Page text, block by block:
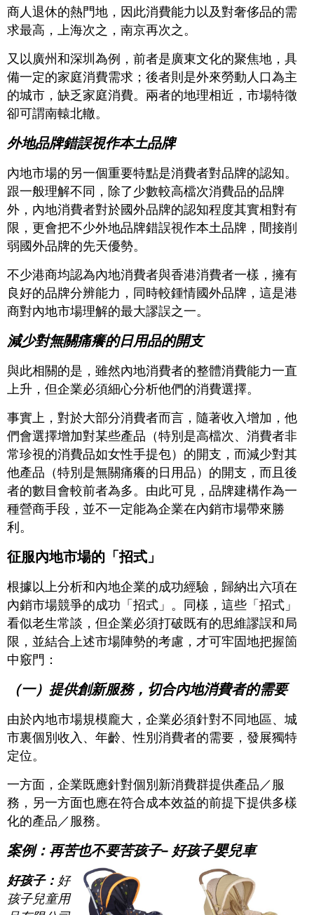
商人退休的熱門地，因此消費能力以及對奢侈品的需
求最高，上海次之，南京再次之。
又以廣州和深圳為例，前者是廣東文化的聚焦地，具
備一定的家庭消費需求；後者則是外來勞動人口為主
的城市，缺乏家庭消費。兩者的地理相近，市場特徵
卻可謂南轅北轍。
外地品牌錯誤視作本土品牌
內地市場的另一個重要特點是消費者對品牌的認知。
跟一般理解不同，除了少數較高檔次消費品的品牌
外，內地消費者對於國外品牌的認知程度其實相對有
限，更會把不少外地品牌錯誤視作本土品牌，間接削
弱國外品牌的先天優勢。
不少港商均認為內地消費者與香港消費者一樣，擁有
良好的品牌分辨能力，同時較鍾情國外品牌，這是港
商對內地市場理解的最大謬誤之一。
減少對無關痛癢的日用品的開支
與此相關的是，雖然內地消費者的整體消費能力一直
上升，但企業必須細心分析他們的消費選擇。
事實上，對於大部分消費者而言，隨著收入增加，他
們會選擇增加對某些產品（特別是高檔次、消費者非
常珍視的消費品如女性手提包）的開支，而減少對其
他產品（特別是無關痛癢的日用品）的開支，而且後
者的數目會較前者為多。由此可見，品牌建構作為一
種營商手段，並不一定能為企業在內銷市場帶來勝
利。
征服內地市場的「招式」
根據以上分析和內地企業的成功經驗，歸納出六項在
內銷市場競爭的成功「招式」。同樣，這些「招式」
看似老生常談，但企業必須打破既有的思維謬誤和局
限，並結合上述市場陣勢的考慮，才可牢固地把握箇
中竅門：
（一）提供創新服務，切合內地消費者的需要
由於內地市場規模龐大，企業必須針對不同地區、城
市裏個別收入、年齡、性別消費者的需要，發展獨特
定位。
一方面，企業既應針對個別新消費群提供產品／服
務，另一方面也應在符合成本效益的前提下提供多樣
化的產品／服務。
案例：再苦也不要苦孩子– 好孩子嬰兒車
好孩子： 好
孩子兒童用